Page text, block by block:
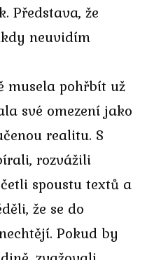
Představa, že
neuvidím
musela pohřbít už
své omezení jako
realitu. S
rozvážili
spoustu textů a
že se do
Pokud by